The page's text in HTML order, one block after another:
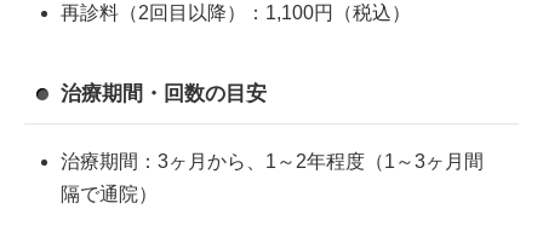
再診料（2回目以降）：1,100円（税込）
治療期間・回数の目安
治療期間：3ヶ月から、1～2年程度（1～3ヶ月間
隔で通院）